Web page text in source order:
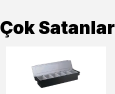
Çok Satanlar